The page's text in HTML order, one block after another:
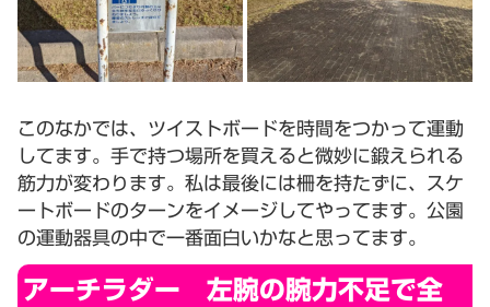
このなかでは、ツイストボードを時間をつかって運動
してます。手で持つ場所を買えると微妙に鍛えられる
筋力が変わります。私は最後には柵を持たずに、スケ
ートボードのターンをイメージしてやってます。公園
の運動器具の中で一番面白いかなと思ってます。
アーチラダー 左腕の腕力不足で全